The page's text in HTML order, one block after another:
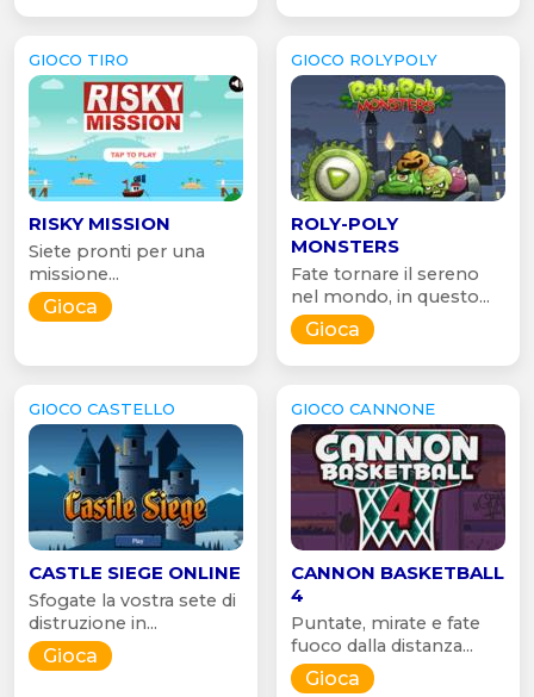
GIOCO TIRO
RISKY MISSION
Siete pronti per una
missione...
Gioca
GIOCO ROLYPOLY
ROLY-POLY
MONSTERS
Fate tornare il sereno
nel mondo, in questo...
Gioca
GIOCO CASTELLO
CASTLE SIEGE ONLINE
Sfogate la vostra sete di
distruzione in...
Gioca
GIOCO CANNONE
CANNON BASKETBALL
4
Puntate, mirate e fate
fuoco dalla distanza...
Gioca